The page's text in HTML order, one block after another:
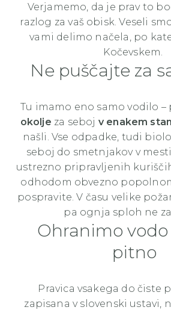
Verjamemo, da je prav to
razlog za vaš obisk. Veseli
vami delimo načela, po
Kočevskem.
Ne puščajte za
Tu imamo eno samo vodilo –
okolje za seboj v enakem
našli. Vse odpadke, tudi
seboj do smetnjakov v
ustrezno pripravljenih
odhodom obvezno
pospravite. V času velike
pa ognja sploh ne
Ohranimo
pitno
Pravica vsakega do čiste
zapisana v slovenski ustavi,